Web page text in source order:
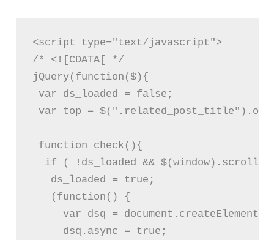
<script type="text/javascript">
/* <![CDATA[ */
jQuery(function($){
var ds_loaded = false;
var top =
function check(){
if ( !ds_loaded &&
   ds_loaded = true;
   (function() {
var dsq =
     dsq.async = true;